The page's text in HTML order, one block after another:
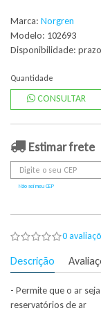
Marca: Norgren
Modelo: 102693
Disponibilidade:
Quantidade
CONSULTAR
Estimar frete
Não sei meu CEP
0
Descrição
- Permite que o ar
reservatórios de ar